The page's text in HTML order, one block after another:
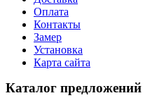
Оплата
Контакты
Замер
Установка
Карта сайта
Каталог предложений